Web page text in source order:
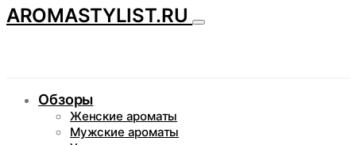
AROMASTYLIST.RU
Обзоры
Женские ароматы
Мужские ароматы